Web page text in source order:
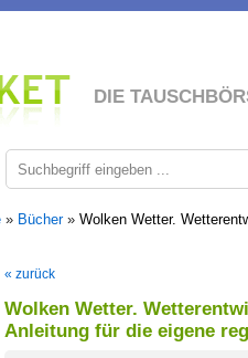
DIE
» Bücher» Wolken Wetter.
« zurück
Wolken Wetter.
Anleitung für die eigene